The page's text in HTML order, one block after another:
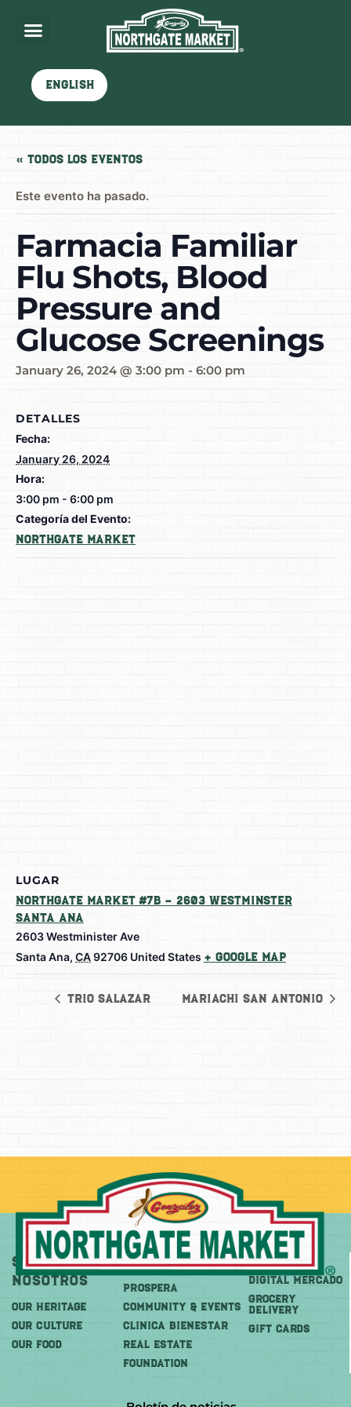
English
« Todos los Eventos
Este evento ha pasado.
Farmacia Familiar
Flu Shots, Blood
Pressure and
Glucose Screenings
January 26, 2024 @ 3:00 pm - 6:00 pm
DETALLES
Fecha:
January 26, 2024
Hora:
3:00 pm - 6:00 pm
Categoría del Evento:
Northgate Market
LUGAR
Northgate Market #7B – 2603 Westminster
Santa Ana
2603 Westminister Ave
Santa Ana, CA92706 United States + Google Map
Trio Salazar Mariachi San Antonio
Sobre
Nosotros
OUR HERITAGE
OUR CULTURE
OUR FOOD
Más
PROSPERA
COMMUNITY & EVENTS
CLINICA BIENESTAR
REAL ESTATE
FOUNDATION
Comprar
DIGITAL MERCADO
Grocery
Delivery
GIFT CARDS